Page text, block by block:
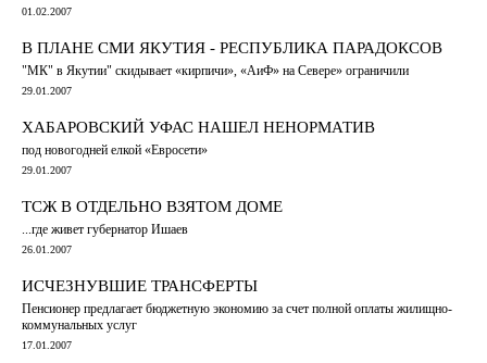
01.02.2007
В ПЛАНЕ СМИ ЯКУТИЯ - РЕСПУБЛИКА ПАРАДОКСОВ
"МК" в Якутии" скидывает «кирпичи», «АиФ» на Севере» ограничили
29.01.2007
ХАБАРОВСКИЙ УФАС НАШЕЛ НЕНОРМАТИВ
под новогодней елкой «Евросети»
29.01.2007
ТСЖ В ОТДЕЛЬНО ВЗЯТОМ ДОМЕ
...где живет губернатор Ишаев
26.01.2007
ИСЧЕЗНУВШИЕ ТРАНСФЕРТЫ
Пенсионер предлагает бюджетную экономию за счет полной оплаты жилищно-
коммунальных услуг
17.01.2007